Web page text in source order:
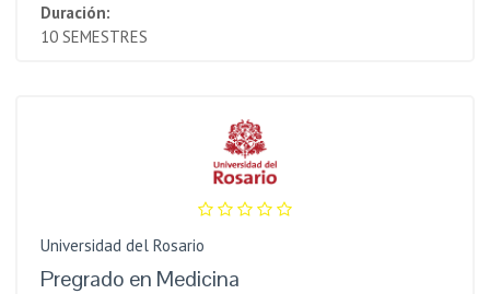
Duración:
10 SEMESTRES
Universidad del Rosario
Pregrado en Medicina